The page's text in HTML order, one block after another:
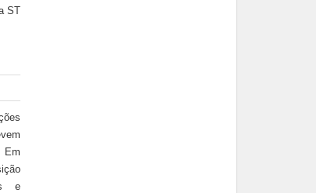
ST
Em
e